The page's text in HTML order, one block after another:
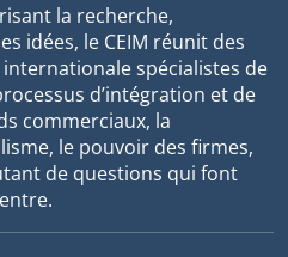
la recherche,
idées, le CEIM réunit des
spécialistes de
d’intégration et de
commerciaux, la
le pouvoir des firmes,
de questions qui font